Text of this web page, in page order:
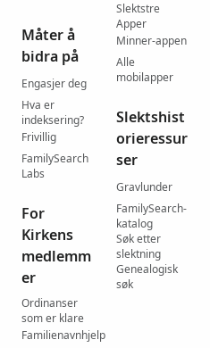
Måter å
bidra på
Engasjer deg
Hva er
indeksering?
Frivillig
FamilySearch
Labs
For
Kirkens
medlemm
er
Ordinanser
som er klare
Familienavnhjelp
Slektstre
Apper
Minner-appen
Alle
mobilapper
Slektshist
orieressur
ser
Gravlunder
FamilySearch-
katalog
Søk etter
slektning
Genealogisk
søk